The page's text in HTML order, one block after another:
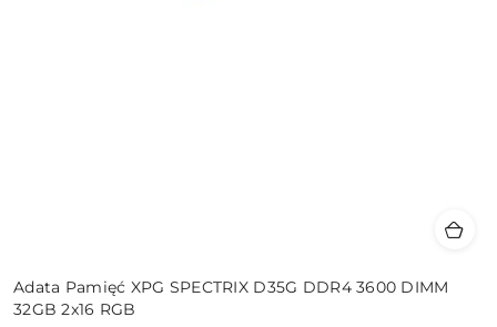
Adata Pamięć XPG SPECTRIX D35G DDR4 3600 DIMM
32GB 2x16 RGB